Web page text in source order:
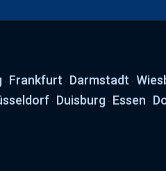
· Frankfurt · Darmstadt ·
· Duisburg · Essen ·